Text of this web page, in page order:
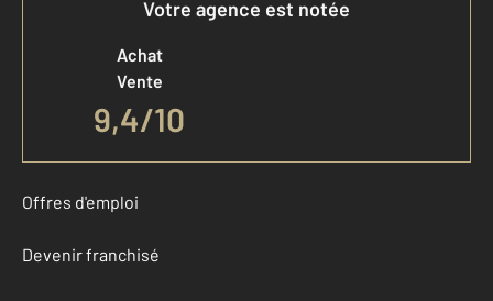
Votre agence est notée
Achat
Vente
9,4/10
Offres d'emploi
Devenir franchisé